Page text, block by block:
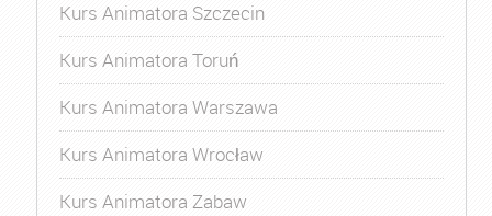
Kurs Animatora Szczecin
Kurs Animatora Toruń
Kurs Animatora Warszawa
Kurs Animatora Wrocław
Kurs Animatora Zabaw